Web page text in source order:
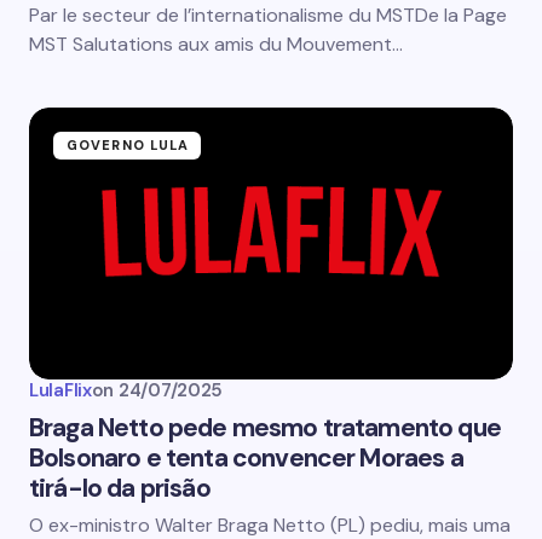
Par le secteur de l’internationalisme du MSTDe la Page
MST Salutations aux amis du Mouvement…
GOVERNO LULA
LulaFlixon 24/07/2025
Braga Netto pede mesmo tratamento que
Bolsonaro e tenta convencer Moraes a
tirá-lo da prisão
O ex-ministro Walter Braga Netto (PL) pediu, mais uma